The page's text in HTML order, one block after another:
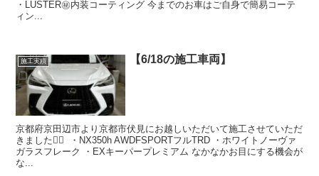
・LUSTER㊙️内装コーティング 今までのお車はご自身で簡易コーテ
ィン...
施工実績 【6/18の施工車両】
京都府京田辺市より京都市伏見にお越しいただいて施工させていただ
きました🙇‍♂️ ・NX350h AWDFSPORTフルTRD ・ホワイトノーヴァ
ガラスフレーク ・EXキーパープレミアム なかなかお目にする機会が
な...